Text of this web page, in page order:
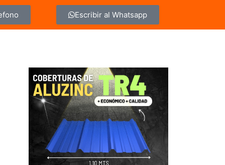
Escribir al Whatsapp